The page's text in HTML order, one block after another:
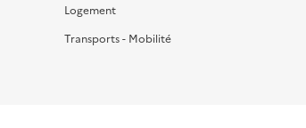
Logement
Transports - Mobilité